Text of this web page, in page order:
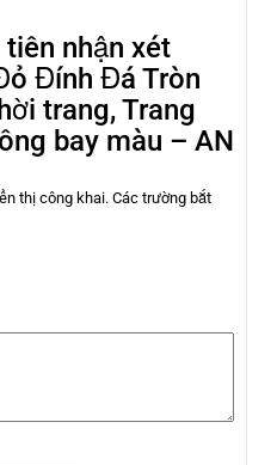
nhận xét
Đính Đá Tròn
trang, Trang
bay màu – AN
thị công khai. Các trường bắt